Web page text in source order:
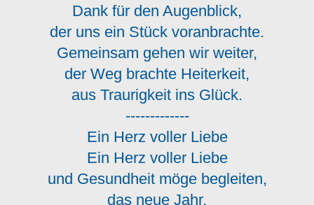
Dank für den Augenblick,
der uns ein Stück voranbrachte.
Gemeinsam gehen wir weiter,
der Weg brachte Heiterkeit,
aus Traurigkeit ins Glück.
-------------
Ein Herz voller Liebe
Ein Herz voller Liebe
und Gesundheit möge begleiten,
das neue Jahr,